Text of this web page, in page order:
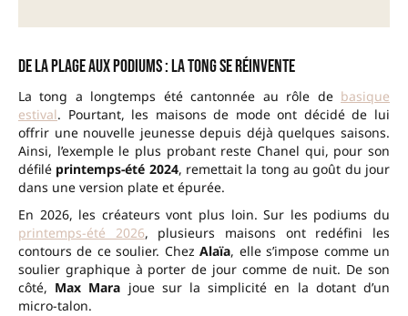
De la plage aux podiums : la tong se réinvente
La tong a longtemps été cantonnée au rôle de basique
estival. Pourtant, les maisons de mode ont décidé de lui
offrir une nouvelle jeunesse depuis déjà quelques saisons.
Ainsi, l’exemple le plus probant reste Chanel qui, pour son
défilé printemps-été 2024, remettait la tong au goût du jour
dans une version plate et épurée.
En 2026, les créateurs vont plus loin. Sur les podiums du
printemps-été 2026, plusieurs maisons ont redéfini les
contours de ce soulier. ChezAlaïa, elle s’impose comme un
soulier graphique à porter de jour comme de nuit. De son
côté, Max Mara joue sur la simplicité en la dotant d’un
micro-talon.